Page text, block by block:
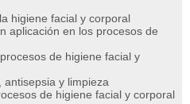
higiene facial y corporal
aplicación en los procesos de
de higiene facial y
y limpieza
de higiene facial y corporal